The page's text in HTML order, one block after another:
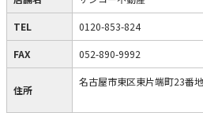
TEL 0120-853-824
FAX 052-890-9992
住所
名古屋市東区東片端町23番